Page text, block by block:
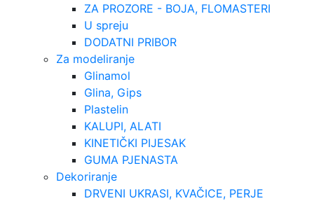
ZA PROZORE - BOJA, FLOMASTERI
U spreju
DODATNI PRIBOR
Za modeliranje
Glinamol
Glina, Gips
Plastelin
KALUPI, ALATI
KINETIČKI PIJESAK
GUMA PJENASTA
Dekoriranje
DRVENI UKRASI, KVAČICE, PERJE